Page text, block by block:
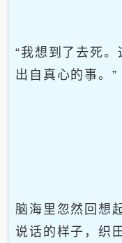
“我想到了去死
出自真心的事。”
脑海里忽然回想
说话的样子，织